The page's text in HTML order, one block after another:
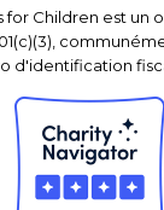
for Children est un
d'identification